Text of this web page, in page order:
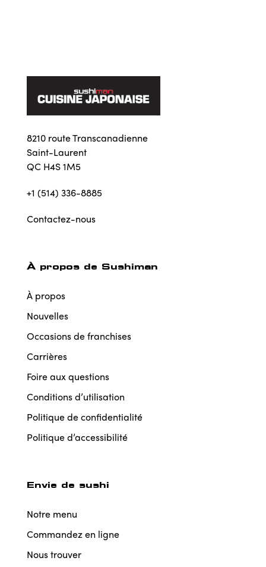
8210 route Transcanadienne
Saint-Laurent
QC H4S 1M5
+1 (514) 336-8885
Contactez-nous
À propos de Sushiman
À propos
Nouvelles
Occasions de franchises
Carrières
Foire aux questions
Conditions d’utilisation
Politique de confidentialité
Politique d’accessibilité
Envie de sushi
Notre menu
Commandez en ligne
Nous trouver